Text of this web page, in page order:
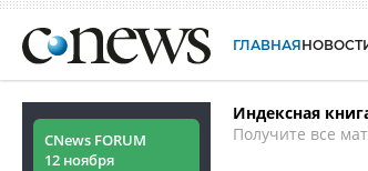
ГЛАВНАЯ
CNews FORUM
12 ноября
Индексная
Получите все